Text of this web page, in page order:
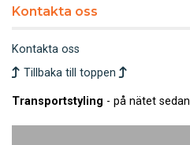
Kontakta oss
Kontakta oss
Tillbaka till toppen
Transportstyling - på nätet sedan